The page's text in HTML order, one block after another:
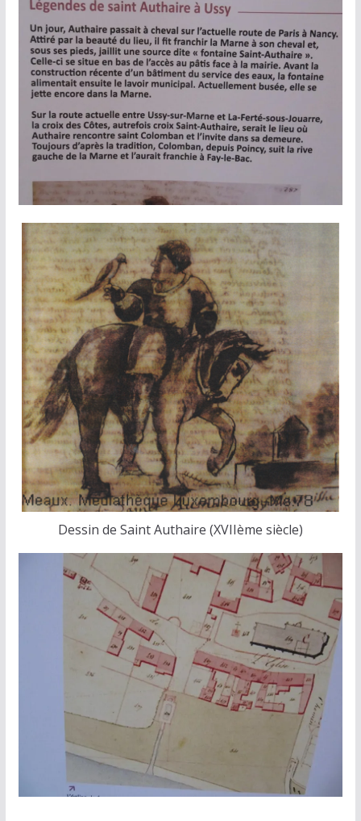
Dessin de Saint Authaire (XVIIème siècle)